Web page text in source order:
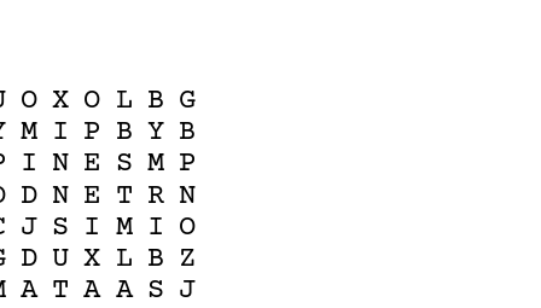
O X O L B G
M I P B Y B
I N E S M P
D N E T R N
J S I M I O
D U X L B Z
A T A A S J